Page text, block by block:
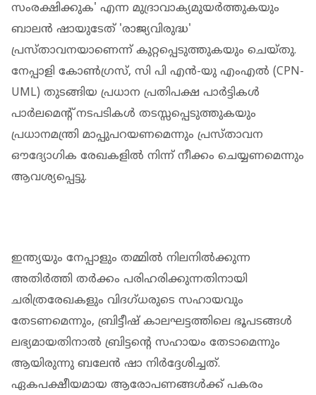
സംരക്ഷിക്കുക' എന്ന മുദ്രാവാക്യമുയർത്തുകയും
ബാലൻ ഷായുടേത് 'രാജ്യവിരുദ്ധ'
പ്രസ്താവനയാണെന്ന് കുറ്റപ്പെടുത്തുകയും ചെയ്തു‌.
നേപ്പാളി കോൺഗ്രസ്, സി പി എൻ-യു എംഎൽ (CPN-
UML) തുടങ്ങിയ പ്രധാന പ്രതിപക്ഷ പാർട്ടികൾ
പാർലമെന്റ് നടപടികൾ തടസ്സപ്പെടുത്തുകയും
പ്രധാനമന്ത്രി മാപ്പുപറയണമെന്നും പ്രസ്‌താവന
ഔദ്യോഗിക രേഖകളിൽ നിന്ന് നീക്കം ചെയ്യണമെന്നും
ആവശ്യപ്പെട്ടു.
ഇന്ത്യയും നേപ്പാളും തമ്മിൽ നിലനിൽക്കുന്ന
അതിർത്തി തർക്കം പരിഹരിക്കുന്നതിനായി
ചരിത്രരേഖകളും വിദഗ്‌ധരുടെ സഹായവും
തേടണമെന്നും, ബ്രിട്ടീഷ് കാലഘട്ടത്തിലെ ഭൂപടങ്ങൾ
ലഭ്യമായതിനാൽ ബ്രിട്ടന്റെ സഹായം തേടാമെന്നും
ആയിരുന്നു ബലേൻ ഷാ നിർദ്ദേശിച്ചത്.
ഏകപക്ഷീയമായ ആരോപണങ്ങൾക്ക് പകരം